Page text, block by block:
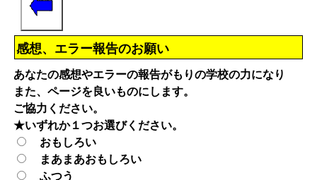
感想、エラー報告のお願い
あなたの感想やエラーの報告がもりの学校の力になり
また、ページを良いものにします。
ご協力ください。
★いずれか１つお選びください。
おもしろい
まあまあおもしろい
ふつう